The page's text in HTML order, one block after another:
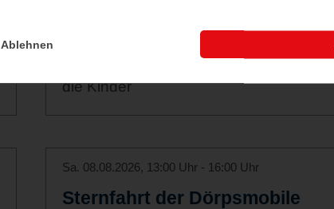
11 00 Uhr bis 13 10 Uhr Schleifahrt
nach Schleimünde mit Schleipatent für
die Kinder
Sa. 08.08.2026, 13:00 Uhr - 16:00 Uhr
Sternfahrt der Dörpsmobile
Ablehnen